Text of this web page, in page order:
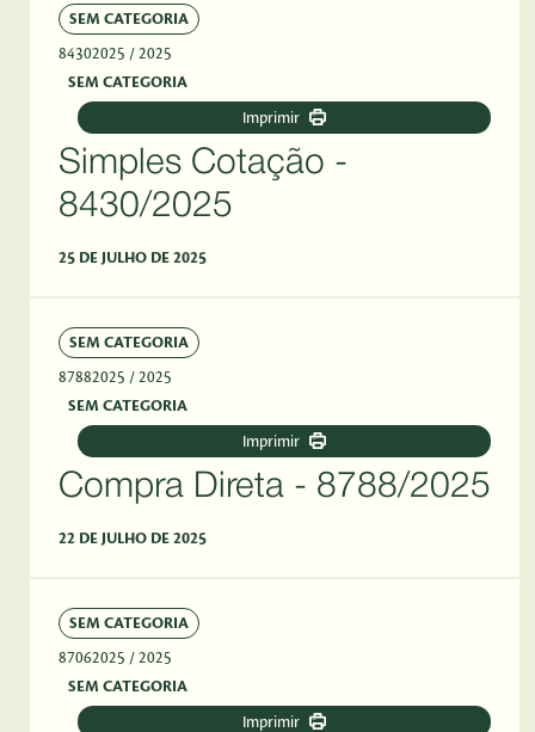
SEM CATEGORIA
84302025 / 2025
SEM CATEGORIA
Imprimir
Simples Cotação -
8430/2025
25 DE JULHO DE 2025
SEM CATEGORIA
87882025 / 2025
SEM CATEGORIA
Imprimir
Compra Direta - 8788/2025
22 DE JULHO DE 2025
SEM CATEGORIA
87062025 / 2025
SEM CATEGORIA
Imprimir